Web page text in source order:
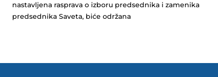
nastavljena rasprava o izboru predsednika i zamenika
predsednika Saveta, biće održana